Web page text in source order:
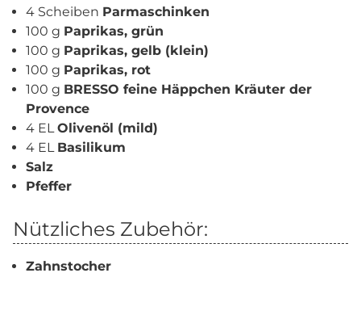
4 Scheiben Parmaschinken
100 g Paprikas, grün
100 g Paprikas, gelb (klein)
100 g Paprikas, rot
100 g BRESSO feine Häppchen Kräuter der
Provence
4 ELOlivenöl (mild)
4 EL Basilikum
Salz
Pfeffer
Nützliches Zubehör:
Zahnstocher